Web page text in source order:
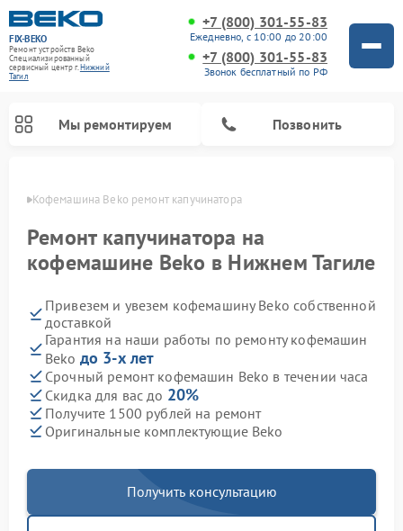
FIX-BEKO
Ремонт устройств Beko
Специализированный
cервисный центр г.Нижний
Тагил
+7 (800) 301-55-83
Ежедневно, с 10:00 до 20:00
+7 (800) 301-55-83
Звонок бесплатный по РФ
Мы ремонтируем Позвонить
Кофемашина Beko ремонт капучинатора
Ремонт капучинатора на
кофемашине Beko в Нижнем Тагиле
Привезем и увезем кофемашину Beko собственной
доставкой
Гарантия на наши работы по ремонту кофемашин
Beko до 3-х лет
Срочный ремонт кофемашин Beko в течении часа
Скидка для вас до 20%
Получите 1500 рублей на ремонт
Оригинальные комплектующие Beko
Получить консультацию